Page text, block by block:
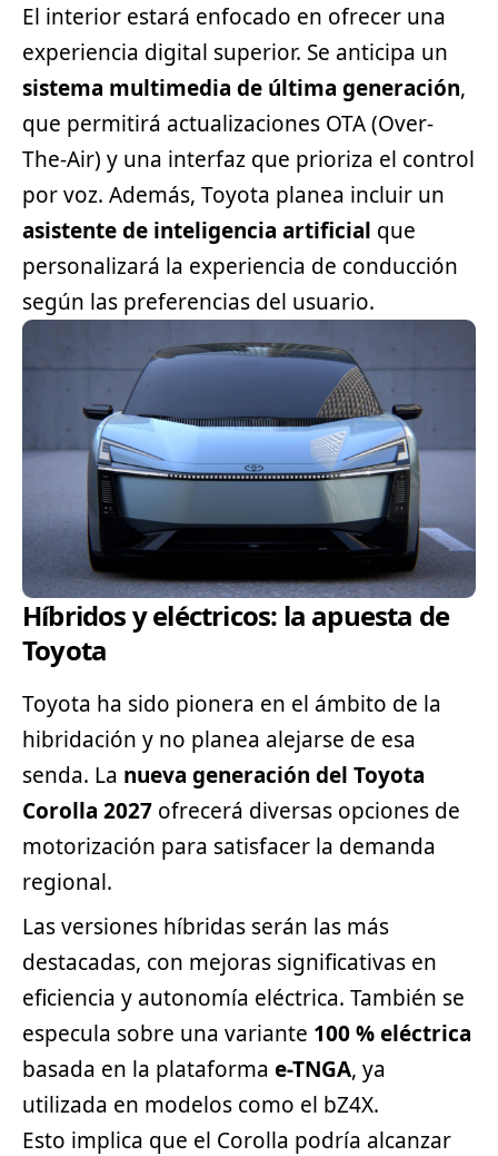
El interior estará enfocado en ofrecer una
experiencia digital superior. Se anticipa un
sistema multimedia de última generación,
que permitirá actualizaciones OTA (Over-
The-Air) y una interfaz que prioriza el control
por voz. Además, Toyota planea incluir un
asistente de inteligencia artificial que
personalizará la experiencia de conducción
según las preferencias del usuario.
Híbridos y eléctricos: la apuesta de
Toyota
Toyota ha sido pionera en el ámbito de la
hibridación y no planea alejarse de esa
senda. La nueva generación del Toyota
Corolla 2027 ofrecerá diversas opciones de
motorización para satisfacer la demanda
regional.
Las versiones híbridas serán las más
destacadas, con mejoras significativas en
eficiencia y autonomía eléctrica. También se
especula sobre una variante 100 % eléctrica
basada en la plataforma e-TNGA, ya
utilizada en modelos como el bZ4X.
Esto implica que el Corolla podría alcanzar